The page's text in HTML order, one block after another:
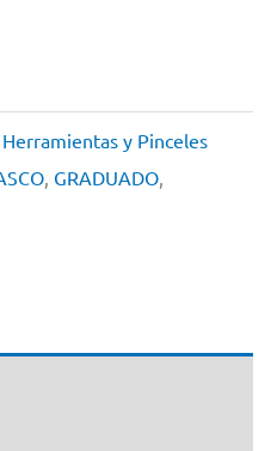
Herramientas y Pinceles
GRADUADO